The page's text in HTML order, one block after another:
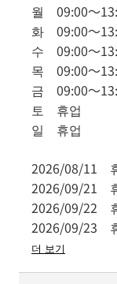
월 09:00～
화 09:00～
수 09:00～
목 09:00～
금 09:00～
토 휴업
일 휴업
2026/08/11
2026/09/21
2026/09/22
2026/09/23
더 보기